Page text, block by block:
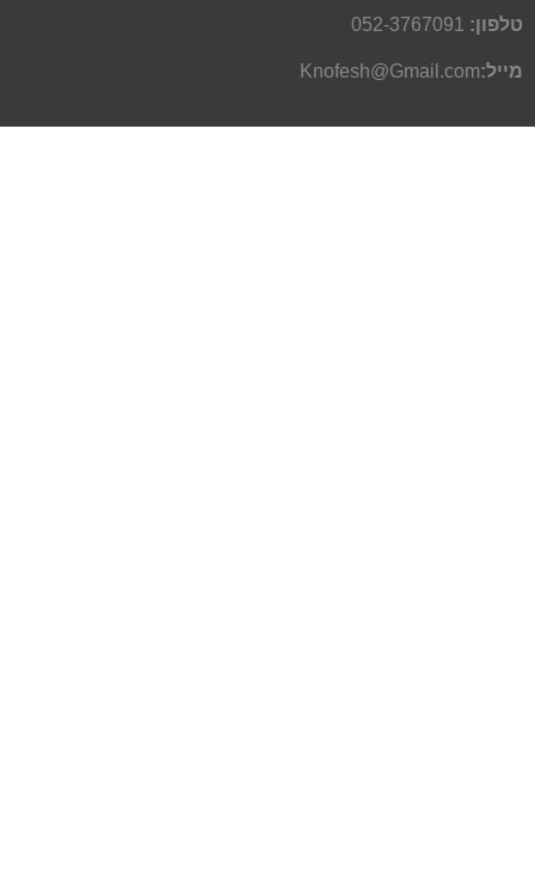
טלפון: 052-3767091
מייל:Knofesh@Gmail.com